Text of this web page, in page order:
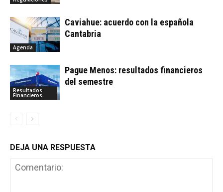
Agenda
Caviahue: acuerdo con la española
Cantabria
Resultados
Financieros
Pague Menos: resultados financieros
del semestre
DEJA UNA RESPUESTA